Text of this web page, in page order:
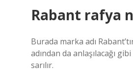
Rabant rafya
Burada marka adı
adından da anlaşılacağı
sarılır.